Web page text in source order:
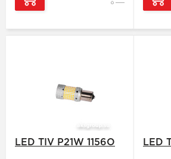
LED TIV P21W 1156O LED